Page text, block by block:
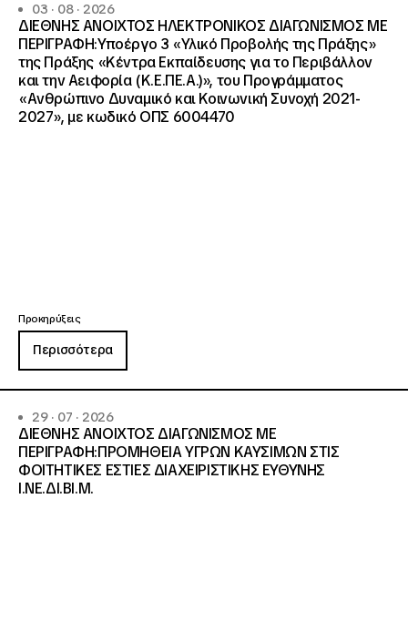
03 · 08 · 2026
ΔΙΕΘΝΗΣ ΑΝΟΙΧΤΟΣ ΗΛΕΚΤΡΟΝΙΚΟΣ ΔΙΑΓΩΝΙΣΜΟΣ ΜΕ
ΠΕΡΙΓΡΑΦΗ:Υποέργο 3 «Υλικό Προβολής της Πράξης»
της Πράξης «Κέντρα Εκπαίδευσης για το Περιβάλλον
και την Αειφορία (Κ.Ε.ΠΕ.Α.)», του Προγράμματος
«Ανθρώπινο Δυναμικό και Κοινωνική Συνοχή 2021-
2027», με κωδικό ΟΠΣ 6004470
Προκηρύξεις
Περισσότερα
29 · 07 · 2026
ΔΙΕΘΝΗΣ ΑΝΟΙΧΤΟΣ ΔΙΑΓΩΝΙΣΜΟΣ ΜΕ
ΠΕΡΙΓΡΑΦΗ:ΠΡΟΜΗΘΕΙΑ ΥΓΡΩΝ ΚΑΥΣΙΜΩΝ ΣΤΙΣ
ΦΟΙΤΗΤΙΚΕΣ ΕΣΤΙΕΣ ΔΙΑΧΕΙΡΙΣΤΙΚΗΣ ΕΥΘΥΝΗΣ
Ι.ΝΕ.ΔΙ.ΒΙ.Μ.